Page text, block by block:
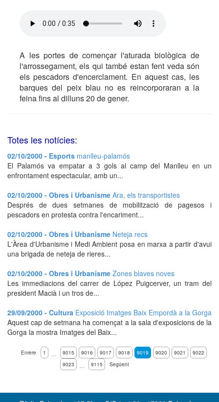
A les portes de començar l'aturada biològica de
l'arrossegament, els qui també estan fent veda són
els pescadors d'encerclament. En aquest cas, les
barques del peix blau no es reincorporaran a la
feina fins al dilluns 20 de gener.
Totes les notícies:
02/10/2000 - Esports manlleu-palamós
El Palamós va empatar a 3 gols al camp del Manlleu en un
enfrontament espectacular, amb un...
02/10/2000 - Obres i Urbanisme Ara, els transportistes
Després de dues setmanes de mobilització de pagesos i
pescadors en protesta contra l'encariment...
02/10/2000 - Obres i Urbanisme Neteja recs
L'Àrea d'Urbanisme i Medi Ambient posa en marxa a partir d'avui
una brigada de neteja de rieres...
02/10/2000 - Obres i Urbanisme Zones blaves noves
Les immediacions del carrer de López Puigcerver, un tram del
president Macià i un tros de...
29/09/2000 - Cultura Exposició Imatges Baix Empordà a la Gorga
Aquest cap de setmana ha començat a la sala d'exposicions de la
Gorga la mostra Imatges del Baix...
Enrere 1 … 9015 9016 9017 9018 9019 9020 9021
9022
9023
… 9115 Següent